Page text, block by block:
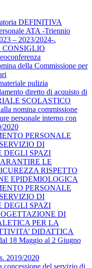
DEFINITIVA
ATA -Triennio
– 2023/2024-.
della Commissione per
pulizia
diretto di acquisto di
SCOLASTICO
nomina commissione
personale interno con
2020
PERSONALE
DI
DEGLI SPAZI
LE
RISPETTO
EPIDEMIOLOGICA
PERSONALE
DI
DEGLI SPAZI
DI
PER LA
DIDATTICA
18 Maggio al 2 Giugno
2019/2020